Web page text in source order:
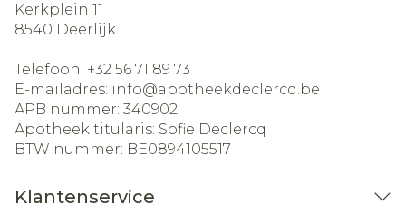
Kerkplein 11
8540 Deerlijk
Telefoon: +32 56 71 89 73
E-mailadres: info@apotheekdeclercq.be
APB nummer: 340902
Apotheek titularis: Sofie Declercq
BTW nummer: BE0894105517
Klantenservice